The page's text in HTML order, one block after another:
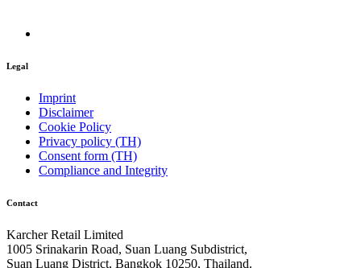
Legal
Imprint
Disclaimer
Cookie Policy
Privacy policy (TH)
Consent form (TH)
Compliance and Integrity
Contact
Karcher Retail Limited
1005 Srinakarin Road, Suan Luang Subdistrict,
Suan Luang District, Bangkok 10250, Thailand.